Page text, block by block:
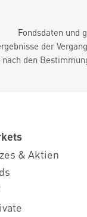
Fondsdaten und
der
den
& Aktien